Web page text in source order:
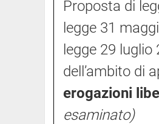
Proposta di
legge 31
legge 29 luglio
dell’ambito di
erogazioni
esaminato)